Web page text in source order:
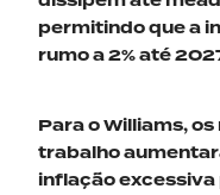
permitindo que a
rumo a 2% até
Para o Williams,
trabalho
inflação